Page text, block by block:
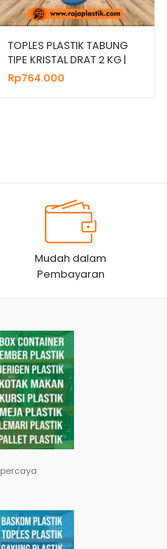
TOPLES PLASTIK TABUNG
TIPE KRISTAL DRAT 2 KG |
HARGA GROSIR
Rp764.000
Mudah dalam
Pembayaran